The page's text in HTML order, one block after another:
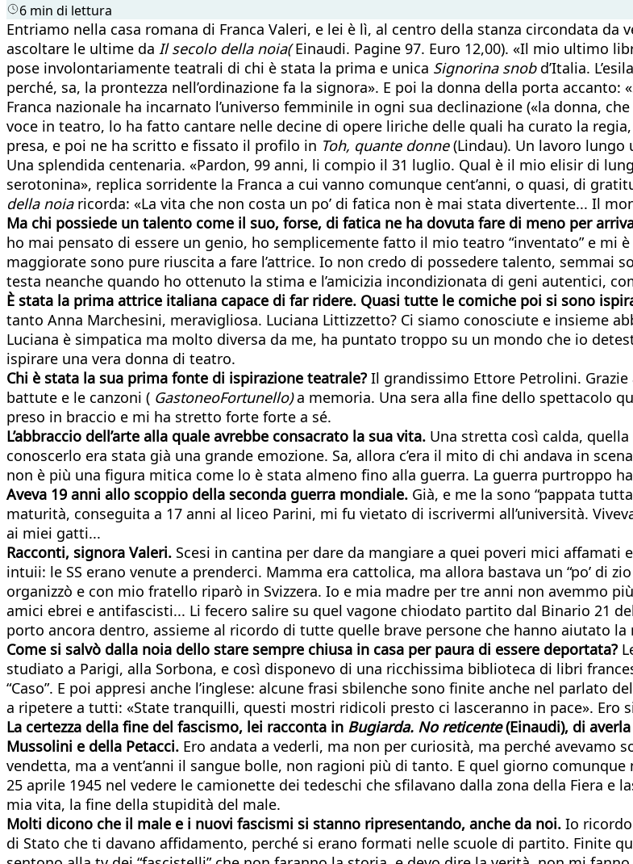
6 min di lettura
Entriamo nella casa romana di Franca Valeri, e lei è lì, al centro della stanza circondata
ascoltare le ultime da Il secolo della noia(Einaudi. Pagine 97. Euro 12,00). «Il mio ultimo
pose involontariamente teatrali di chi è stata la prima e unica Signorina snobd’Italia.
perché, sa, la prontezza nell’ordinazione fa la signora». E poi la donna della porta accanto:
Franca nazionale ha incarnato l’universo femminile in ogni sua declinazione («la donna,
voce in teatro, lo ha fatto cantare nelle decine di opere liriche delle quali ha curato la
presa, e poi ne ha scritto e fissato il profilo in Toh, quante donne(Lindau). Un lavoro lungo
Una splendida centenaria. «Pardon, 99 anni, li compio il 31 luglio. Qual è il mio elisir di
serotonina», replica sorridente la Franca a cui vanno comunque cent’anni, o quasi, di
della noiaricorda: «La vita che non costa un po’ di fatica non è mai stata divertente... Il
Ma chi possiede un talento come il suo, forse, di fatica ne ha dovuta fare di meno per
ho mai pensato di essere un genio, ho semplicemente fatto il mio teatro “inventato” e mi
maggiorate sono pure riuscita a fare l’attrice. Io non credo di possedere talento, semmai
testa neanche quando ho ottenuto la stima e l’amicizia incondizionata di geni autentici,
È stata la prima attrice italiana capace di far ridere. Quasi tutte le comiche poi si sono
tanto Anna Marchesini, meravigliosa. Luciana Littizzetto? Ci siamo conosciute e insieme
Luciana è simpatica ma molto diversa da me, ha puntato troppo su un mondo che io
ispirare una vera donna di teatro.
Chi è stata la sua prima fonte di ispirazione teatrale? Il grandissimo Ettore Petrolini.
battute e le canzoni ( GastoneoFortunello)a memoria. Una sera alla fine dello spettacolo
preso in braccio e mi ha stretto forte forte a sé.
L’abbraccio dell’arte alla quale avrebbe consacrato la sua vita. Una stretta così calda,
conoscerlo era stata già una grande emozione. Sa, allora c’era il mito di chi andava in
non è più una figura mitica come lo è stata almeno fino alla guerra. La guerra purtroppo
Aveva 19 anni allo scoppio della seconda guerra mondiale. Già, e me la sono “pappata
maturità, conseguita a 17 anni al liceo Parini, mi fu vietato di iscrivermi all’università.
ai miei gatti...
Racconti, signora Valeri. Scesi in cantina per dare da mangiare a quei poveri mici
intuii: le SS erano venute a prenderci. Mamma era cattolica, ma allora bastava un “po’ di
organizzò e con mio fratello riparò in Svizzera. Io e mia madre per tre anni non avemmo
amici ebrei e antifascisti... Li fecero salire su quel vagone chiodato partito dal Binario 21
porto ancora dentro, assieme al ricordo di tutte quelle brave persone che hanno aiutato la
Come si salvò dalla noia dello stare sempre chiusa in casa per paura di essere deportata?
studiato a Parigi, alla Sorbona, e così disponevo di una ricchissima biblioteca di libri
“Caso”. E poi appresi anche l’inglese: alcune frasi sbilenche sono finite anche nel parlato
a ripetere a tutti: «State tranquilli, questi mostri ridicoli presto ci lasceranno in pace». Ero
La certezza della fine del fascismo, lei racconta in Bugiarda. No reticente (Einaudi), di
Mussolini e della Petacci. Ero andata a vederli, ma non per curiosità, ma perché
vendetta, ma a vent’anni il sangue bolle, non ragioni più di tanto. E quel giorno
25 aprile 1945 nel vedere le camionette dei tedeschi che sfilavano dalla zona della Fiera e
mia vita, la fine della stupidità del male.
Molti dicono che il male e i nuovi fascismi si stanno ripresentando, anche da noi. Io
di Stato che ti davano affidamento, perché si erano formati nelle scuole di partito. Finite